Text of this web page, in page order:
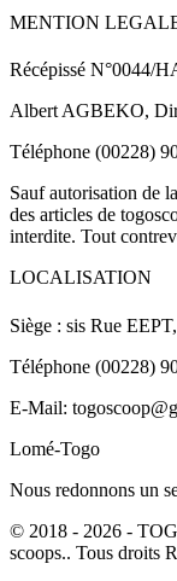
MENTION
Récépissé N°0044/
Albert AGBEKO,
Téléphone (00228)
Sauf autorisation de
des articles de
interdite. Tout
LOCALISATION
Siège : sis Rue
Téléphone (00228)
E-Mail:
Lomé-Togo
Nous redonnons un
© 2018 - 2026 -
scoops.. Tous droits